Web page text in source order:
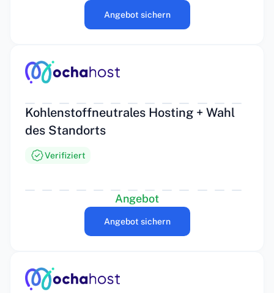
Angebot sichern
Kohlenstoffneutrales Hosting + Wahl
des Standorts
Verifiziert
Angebot
Angebot sichern